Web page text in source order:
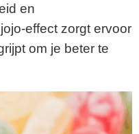
en
effect zorgt ervoor
om je beter te